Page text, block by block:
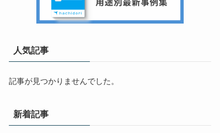
人気記事
記事が見つかりませんでした。
新着記事